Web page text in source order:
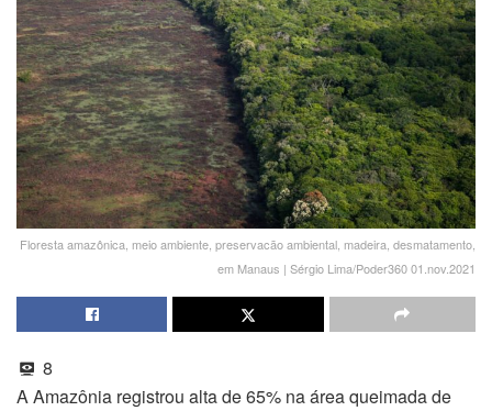
Floresta amazônica, meio ambiente, preservacão ambiental, madeira, desmatamento,
em Manaus | Sérgio Lima/Poder360 01.nov.2021
8
A Amazônia registrou alta de 65% na área queimada de